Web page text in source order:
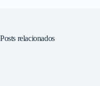
Posts relacionados